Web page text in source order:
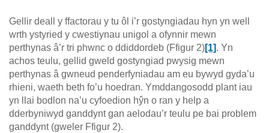
Gellir deall y ffactorau y tu ôl i’r gostyngiadau hyn yn well
wrth ystyried y cwestiynau unigol a ofynnir mewn
perthynas â’r tri phwnc o ddiddordeb (Ffigur 2)[1]. Yn
achos teulu, gellid gweld gostyngiad pwysig mewn
perthynas â gwneud penderfyniadau am eu bywyd gyda’u
rhieni, waeth beth fo’u hoedran. Ymddangosodd plant iau
yn llai bodlon na’u cyfoedion hŷn o ran y help a
dderbyniwyd ganddynt gan aelodau’r teulu pe bai problem
ganddynt (gweler Ffigur 2).